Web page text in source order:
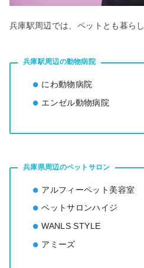
兵庫駅周辺では、ペットとも暮ら
兵庫駅周辺の動物病院
にわ動物病院
エンゼル動物病院
兵庫県周辺のペットサロン
アルフィーペット美容室
ペットサロンハイジ
WANLS STYLE
アミーズ